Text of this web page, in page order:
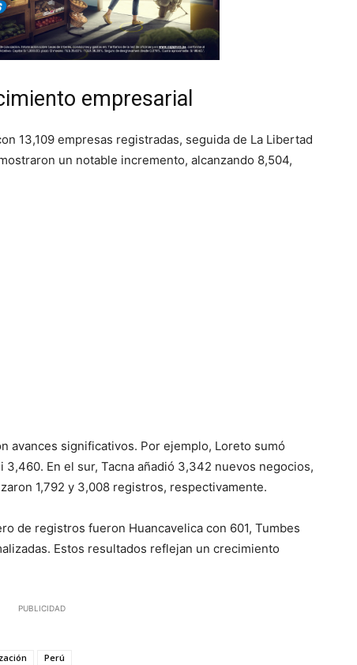
empresarial
13,109 empresas registradas, seguida de La Libertad
un notable incremento, alcanzando 8,504,
avances significativos. Por ejemplo, Loreto sumó
3,460. En el sur, Tacna añadió 3,342 nuevos negocios,
1,792 y 3,008 registros, respectivamente.
de registros fueron Huancavelica con 601, Tumbes
Estos resultados reflejan un crecimiento
PUBLICIDAD
Perú